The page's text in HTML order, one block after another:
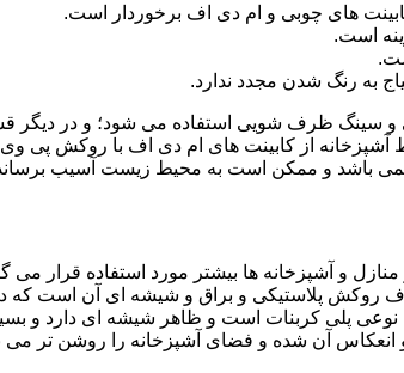
های چوبی و ام دی اف برخوردار است.
است.
به رنگ شدن مجدد ندارد.
و سینگ ظرف شویی استفاده می شود؛ و در دیگر
آشپزخانه از کابینت های ام دی اف با روکش پی
نمی باشد و ممکن است به محیط زیست آسیب
منازل و آشپزخانه ها بیشتر مورد استفاده قرار
روکش پلاستیکی و براق و شیشه ای آن است
پلی کربنات است و ظاهر شیشه ای دارد و
آن شده و فضای آشپزخانه را روشن تر می